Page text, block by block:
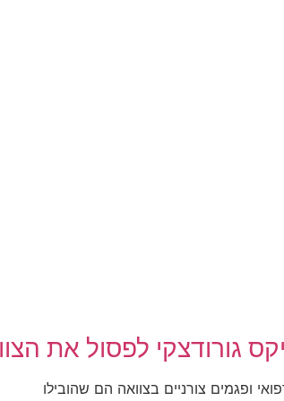
גורודצקי לפסול את
ופגמים צורניים בצוואה הם שהובילו